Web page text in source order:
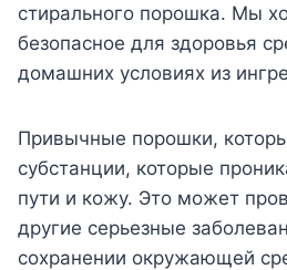
стирального порошка. Мы
безопасное для здоровья
домашних условиях из
Привычные порошки,
субстанции, которые
пути и кожу. Это может
другие серьезные
сохранении окружающей